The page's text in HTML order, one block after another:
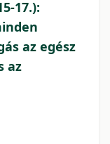
17.):
az egész
az